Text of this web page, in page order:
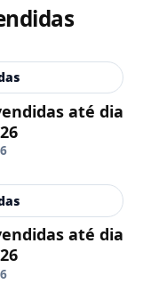
até dia
até dia